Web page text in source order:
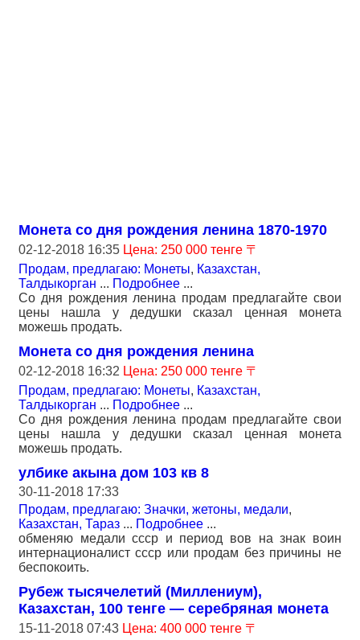
Монета со дня рождения ленина 1870-1970
02-12-2018 16:35 Цена: 250 000 тенге 〒
Продам, предлагаю: Монеты, Казахстан,
Талдыкорган ... Подробнее ...
Со дня рождения ленина продам предлагайте свои
цены нашла у дедушки сказал ценная монета
можешь продать.
Монета со дня рождения ленина
02-12-2018 16:32 Цена: 250 000 тенге 〒
Продам, предлагаю: Монеты, Казахстан,
Талдыкорган ... Подробнее ...
Со дня рождения ленина продам предлагайте свои
цены нашла у дедушки сказал ценная монета
можешь продать.
улбике акына дом 103 кв 8
30-11-2018 17:33
Продам, предлагаю: Значки, жетоны, медали,
Казахстан, Тараз ... Подробнее ...
обменяю медали ссср и период вов на знак воин
интернационалист ссср или продам без причины не
беспокоить.
Рубеж тысячелетий (Миллениум),
Казахстан, 100 тенге — серебряная монета
15-11-2018 07:43 Цена: 400 000 тенге 〒